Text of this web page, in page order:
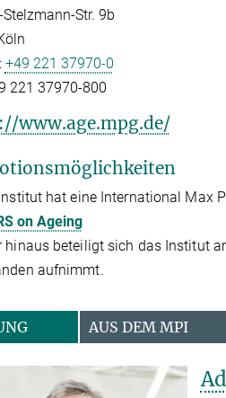
Str. 9b
+49 221 37970-0
221 37970-800
www.age.mpg.de/
hat eine International Max
on Ageing
hinaus beteiligt sich das Institut
aufnimmt.
AUS DEM MPI